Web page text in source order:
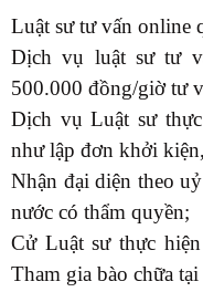
Luật sư tư vấn online
Dịch vụ luật sư tư
500.000 đồng/giờ tư
Dịch vụ Luật sư
như lập đơn khởi
Nhận đại diện theo
nước có thẩm quyền;
Cử Luật sư thực
Tham gia bào chữa tại